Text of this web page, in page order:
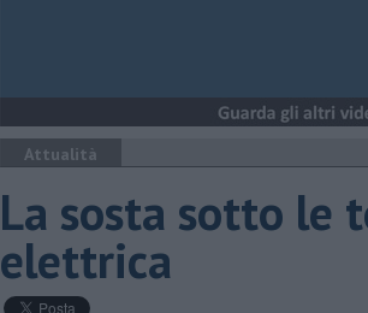
Attualità
La sosta sotto le
elettrica